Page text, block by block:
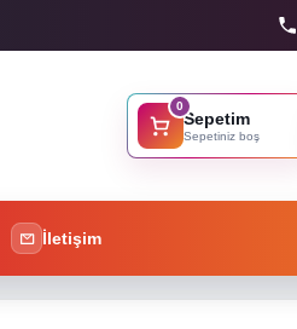
0
Sepetim
Sepetiniz boş
İletişim